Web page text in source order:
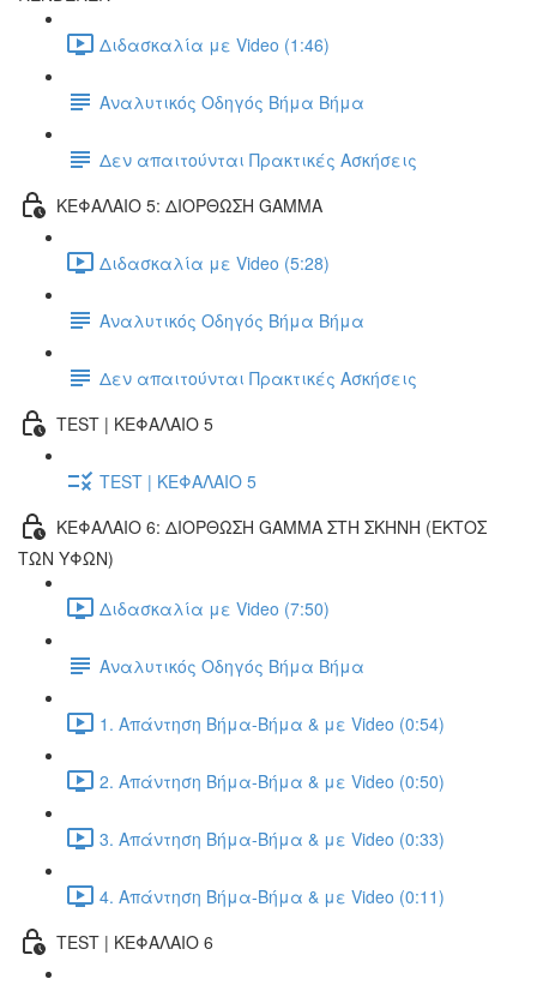
Διδασκαλία με Video (1:46)
Αναλυτικός Οδηγός Βήμα Βήμα
Δεν απαιτούνται Πρακτικές Ασκήσεις
ΚΕΦΑΛΑΙΟ 5: ΔΙΟΡΘΩΣΗ GAMMA
Διδασκαλία με Video (5:28)
Αναλυτικός Οδηγός Βήμα Βήμα
Δεν απαιτούνται Πρακτικές Ασκήσεις
TEST | ΚΕΦΑΛΑΙΟ 5
TEST | ΚΕΦΑΛΑΙΟ 5
ΚΕΦΑΛΑΙΟ 6: ΔΙΟΡΘΩΣΗ GAMMA ΣΤΗ ΣΚΗΝΗ (ΕΚΤOΣ
ΤΩΝ ΥΦΩΝ)
Διδασκαλία με Video (7:50)
Αναλυτικός Οδηγός Βήμα Βήμα
1. Απάντηση Βήμα-Βήμα & με Video (0:54)
2. Απάντηση Βήμα-Βήμα & με Video (0:50)
3. Απάντηση Βήμα-Βήμα & με Video (0:33)
4. Απάντηση Βήμα-Βήμα & με Video (0:11)
TEST | ΚΕΦΑΛΑΙΟ 6